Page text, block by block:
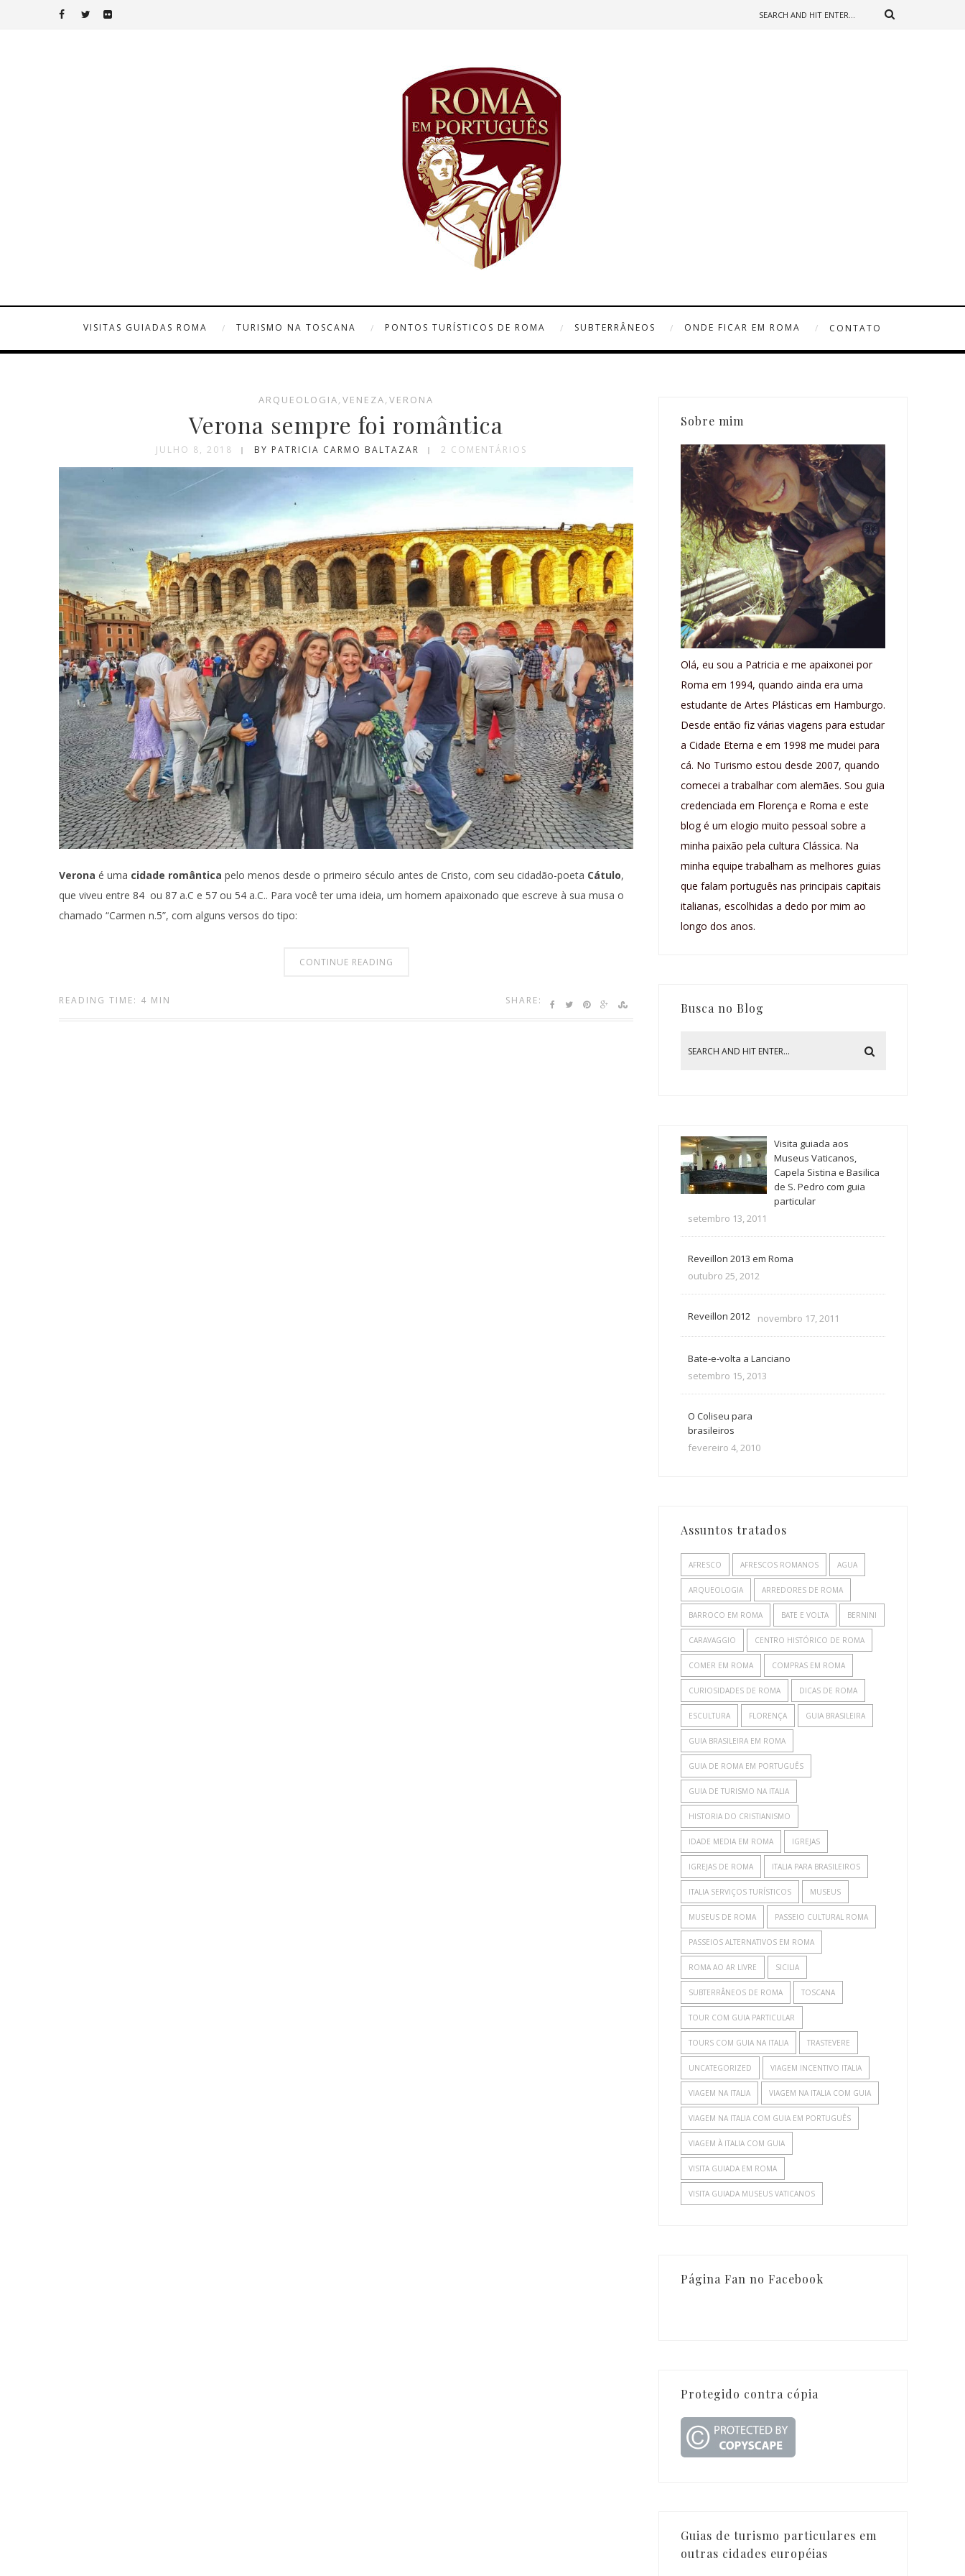
VISITAS GUIADAS ROMA TURISMO NA TOSCANA PONTOS TURÍSTICOS DE ROMA SUBTERRÂNEOS ONDE FICAR EM ROMA CONTATO
ARQUEOLOGIA, VENEZA, VERONA
Verona sempre foi romântica
JULHO 8, 2018 BY PATRICIA CARMO BALTAZAR 2 COMENTÁRIOS
Verona é uma cidade romântica pelo menos desde o primeiro século antes de Cristo, com seu cidadão-poeta Cátulo,
que viveu entre 84 ou 87 a.C e 57 ou 54 a.C.. Para você ter uma ideia, um homem apaixonado que escreve à sua musa o
chamado “Carmen n.5”, com alguns versos do tipo:
CONTINUE READING
SHARE:
READING TIME: 4 MIN
Sobre mim
Olá, eu sou a Patricia e me apaixonei por
Roma em 1994, quando ainda era uma
estudante de Artes Plásticas em Hamburgo.
Desde então fiz várias viagens para estudar
a Cidade Eterna e em 1998 me mudei para
cá. No Turismo estou desde 2007, quando
comecei a trabalhar com alemães. Sou guia
credenciada em Florença e Roma e este
blog é um elogio muito pessoal sobre a
minha paixão pela cultura Clássica. Na
minha equipe trabalham as melhores guias
que falam português nas principais capitais
italianas, escolhidas a dedo por mim ao
longo dos anos.
Busca no Blog
Visita guiada aos
Museus Vaticanos,
Capela Sistina e Basilica
de S. Pedro com guia
particular
setembro 13, 2011
Reveillon 2013 em Roma
outubro 25, 2012
Reveillon 2012 novembro 17, 2011
Bate-e-volta a Lanciano
setembro 15, 2013
O Coliseu para
brasileiros
fevereiro 4, 2010
Assuntos tratados
AFRESCO AFRESCOS ROMANOS AGUA
ARQUEOLOGIA ARREDORES DE ROMA
BARROCO EM ROMA BATE E VOLTA BERNINI
CARAVAGGIO CENTRO HISTÓRICO DE ROMA
COMER EM ROMA COMPRAS EM ROMA
CURIOSIDADES DE ROMA DICAS DE ROMA
ESCULTURA FLORENÇA GUIA BRASILEIRA
GUIA BRASILEIRA EM ROMA
GUIA DE ROMA EM PORTUGUÊS
GUIA DE TURISMO NA ITALIA
HISTORIA DO CRISTIANISMO
IDADE MEDIA EM ROMA IGREJAS
IGREJAS DE ROMA ITALIA PARA BRASILEIROS
ITALIA SERVIÇOS TURÍSTICOS MUSEUS
MUSEUS DE ROMA PASSEIO CULTURAL ROMA
PASSEIOS ALTERNATIVOS EM ROMA
ROMA AO AR LIVRE SICILIA
SUBTERRÂNEOS DE ROMA TOSCANA
TOUR COM GUIA PARTICULAR
TOURS COM GUIA NA ITALIA TRASTEVERE
UNCATEGORIZED VIAGEM INCENTIVO ITALIA
VIAGEM NA ITALIA VIAGEM NA ITALIA COM GUIA
VIAGEM NA ITALIA COM GUIA EM PORTUGUÊS
VIAGEM À ITALIA COM GUIA
VISITA GUIADA EM ROMA
VISITA GUIADA MUSEUS VATICANOS
Página Fan no Facebook
Protegido contra cópia
Guias de turismo particulares em
outras cidades européias